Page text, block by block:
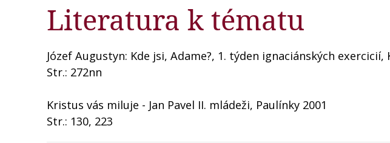
Literatura k tématu
Józef Augustyn: Kde jsi, Adame?, 1. týden ignaciánských
Str.: 272nn
Kristus vás miluje - Jan Pavel II. mládeži, Paulínky 2001
Str.: 130, 223